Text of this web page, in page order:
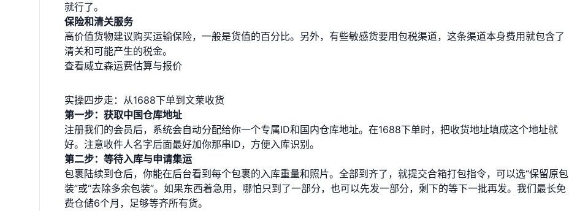
就行了。
保险和清关服务
高价值货物建议购买运输保险，一般是货值的百分比。另外，有些敏感货要用包税渠道，这条渠道本身费用就包含了
清关和可能产生的税金。
查看威立森运费估算与报价
实操四步走：从1688下单到文莱收货
第一步：获取中国仓库地址
注册我们的会员后，系统会自动分配给你一个专属ID和国内仓库地址。在1688下单时，把收货地址填成这个地址就
好。注意收件人名字后面最好加你那串ID，方便入库识别。
第二步：等待入库与申请集运
包裹陆续到仓后，你能在后台看到每个包裹的入库重量和照片。全部到齐了，就提交合箱打包指令，可以选“保留原包
装”或“去除多余包装”。如果东西着急用，哪怕只到了一部分，也可以先发一部分，剩下的等下一批再发。我们最长免
费仓储6个月，足够等齐所有货。